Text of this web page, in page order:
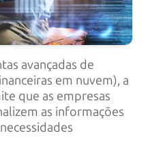
avançadas de
em nuvem), a
que as empresas
as informações